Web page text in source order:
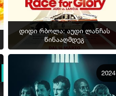
დიდი რბოლა: აუდი ლანჩას
წინააღმდეგ
2024